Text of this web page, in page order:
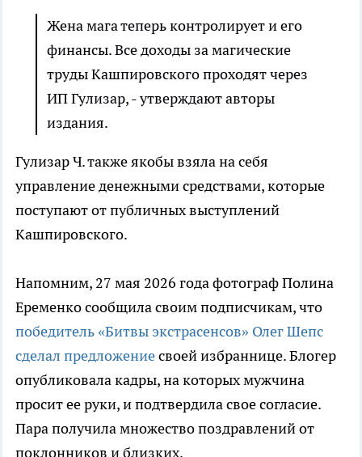
Жена мага теперь контролирует и его
финансы. Все доходы за магические
труды Кашпировского проходят через
ИП Гулизар, - утверждают авторы
издания.
Гулизар Ч. также якобы взяла на себя
управление денежными средствами, которые
поступают от публичных выступлений
Кашпировского.
Напомним, 27 мая 2026 года фотограф Полина
Еременко сообщила своим подписчикам, что
победитель «Битвы экстрасенсов» Олег Шепс
сделал предложениесвоей избраннице. Блогер
опубликовала кадры, на которых мужчина
просит ее руки, и подтвердила свое согласие.
Пара получила множество поздравлений от
поклонников и близких.